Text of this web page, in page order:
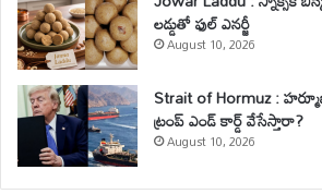
లడ్డుతో ఫుల్ ఎనర్జీ
August 10, 2026
Strait of Hormuz :
ట్రంప్ ఎండ్ కార్డ్ వేసేస్తారా?
August 10, 2026